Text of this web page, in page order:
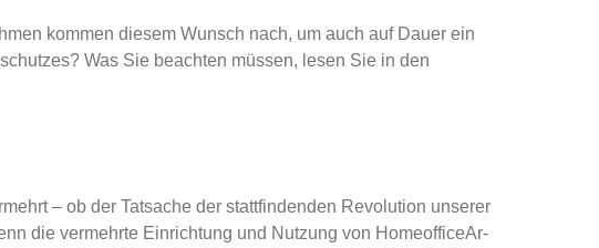
kommen diesem Wunsch nach, um auch auf Dauer ein
Was Sie beachten müssen, lesen Sie in den
– ob der Tatsache der stattfindenden Revolution unserer
die vermehrte Einrichtung und Nutzung von Homeoffice­Ar­